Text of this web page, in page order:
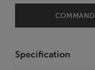
Specification